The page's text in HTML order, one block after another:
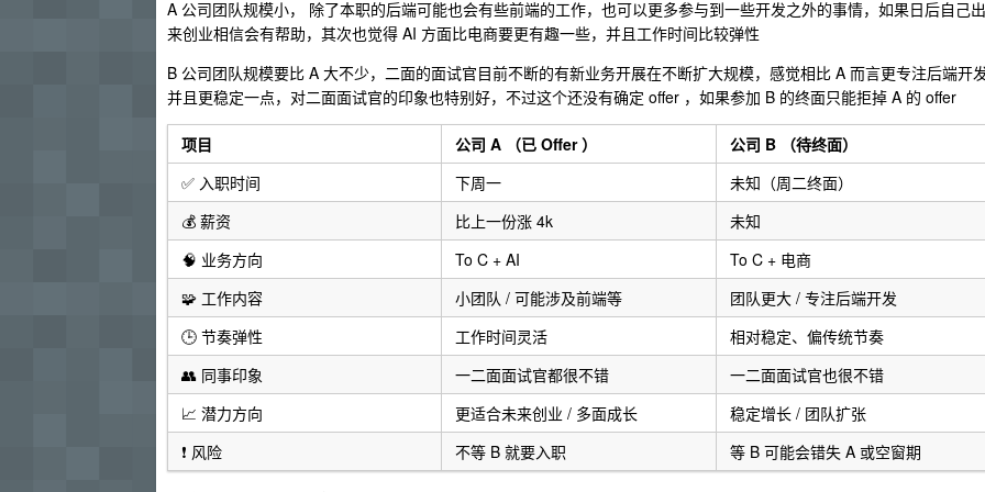
A 公司团队规模小， 除了本职的后端可能也会有些前端的工作，也可以更多参与到一些开发之外的事情，如果日后自己出
来创业相信会有帮助，其次也觉得 AI 方面比电商要更有趣一些，并且工作时间比较弹性
B 公司团队规模要比 A 大不少，二面的面试官目前不断的有新业务开展在不断扩大规模，感觉相比 A 而言更专注后端开
并且更稳定一点，对二面面试官的印象也特别好，不过这个还没有确定 offer ，如果参加 B 的终面只能拒掉 A 的 offer
项目 公司 A （已 Offer ）
公司 B （待终面）
✅ 入职时间
下周一
未知（周二终面）
💰 薪资
比上一份涨 4k
未知
🧠 业务方向
To C + AI
To C + 电商
🧩 工作内容
小团队 / 可能涉及前端等
团队更大 / 专注后端开发
🕒 节奏弹性
工作时间灵活
相对稳定、偏传统节奏
👥 同事印象
一二面面试官都很不错
一二面面试官也很不错
📈 潜力方向
更适合未来创业 / 多面成长
稳定增长 / 团队扩张
❗ 风险
不等 B 就要入职 等 B 可能会错失 A 或空窗期